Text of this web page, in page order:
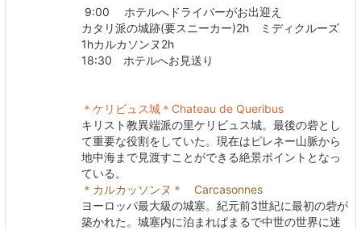
9:00 ホテルへドライバーがお出迎え
カタリ派の城跡(要スニーカー)2h ミディクルーズ
1hカルカソンヌ2h
18:30 ホテルへお見送り
＊ケリビュス城＊Chateau de Queribus
キリスト教異端派の里ケリビュス城。最後の砦とし
て重要な役割をしていた。現在はピレネー山脈から
地中海まで見渡すことができる絶景ポイントとなっ
ている。
＊カルカッソンヌ＊ Carcasonnes
ヨーロッパ最大級の城塞。紀元前3世紀に最初の砦が
築かれた。城塞内に泊まればまるで中世の世界に迷